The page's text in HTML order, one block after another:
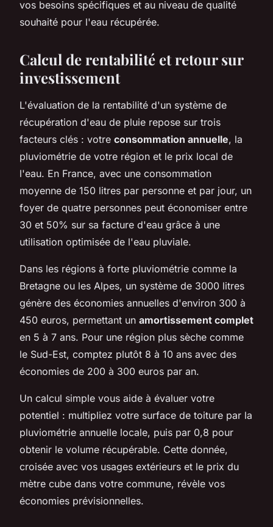
vos besoins spécifiques et au niveau de qualité
souhaité pour l'eau récupérée.
Calcul de rentabilité et retour sur
investissement
L'évaluation de la rentabilité d'un système de
récupération d'eau de pluie repose sur trois
facteurs clés : votre consommation annuelle, la
pluviométrie de votre région et le prix local de
l'eau. En France, avec une consommation
moyenne de 150 litres par personne et par jour, un
foyer de quatre personnes peut économiser entre
30 et 50% sur sa facture d'eau grâce à une
utilisation optimisée de l'eau pluviale.
Dans les régions à forte pluviométrie comme la
Bretagne ou les Alpes, un système de 3000 litres
génère des économies annuelles d'environ 300 à
450 euros, permettant un amortissement complet
en 5 à 7 ans. Pour une région plus sèche comme
le Sud-Est, comptez plutôt 8 à 10 ans avec des
économies de 200 à 300 euros par an.
Un calcul simple vous aide à évaluer votre
potentiel : multipliez votre surface de toiture par la
pluviométrie annuelle locale, puis par 0,8 pour
obtenir le volume récupérable. Cette donnée,
croisée avec vos usages extérieurs et le prix du
mètre cube dans votre commune, révèle vos
économies prévisionnelles.